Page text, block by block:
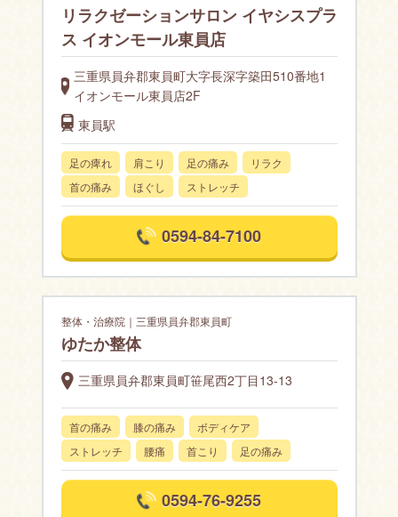
リラクゼーションサロン イヤシスプラ
ス イオンモール東員店
三重県員弁郡東員町大字長深字築田510番地1
イオンモール東員店2F
東員駅
足の痺れ 肩こり 足の痛み
リラク
首の痛み
ほぐし ストレッチ
0594-84-7100
整体・治療院｜三重県員弁郡東員町
ゆたか整体
三重県員弁郡東員町笹尾西2丁目13-13
首の痛み 膝の痛み
ボディケア
ストレッチ
腰痛 首こり 足の痛み
0594-76-9255